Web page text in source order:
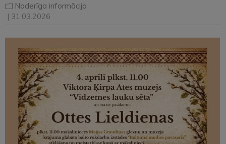
Noderīga informācija
| 31.03.2026